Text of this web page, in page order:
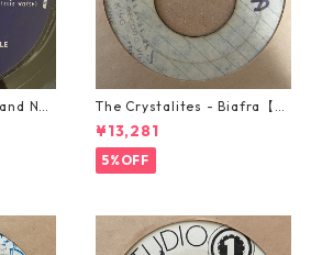
Ne
】
The Crystalites - Biafra【7-
21293】
¥13,281
5%OFF